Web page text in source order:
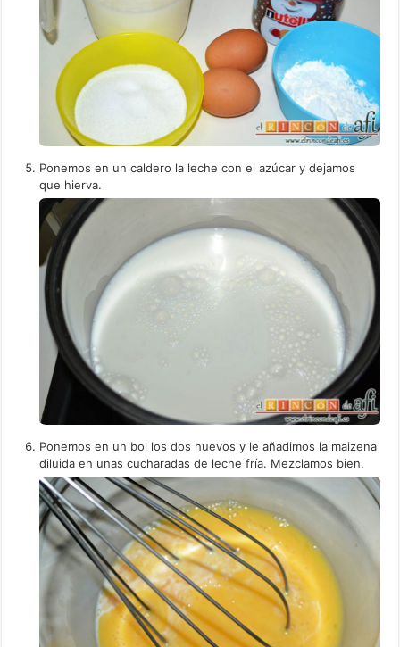
Ponemos en un caldero la leche con el azúcar y dejamos
que hierva.
Ponemos en un bol los dos huevos y le añadimos la maizena
diluida en unas cucharadas de leche fría. Mezclamos bien.